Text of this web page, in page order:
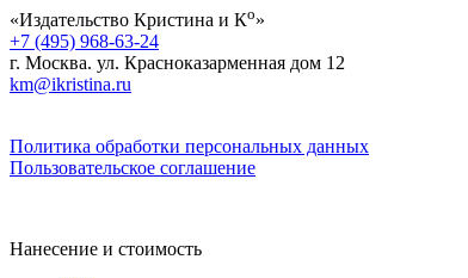
«Издательство Кристина и Ко»
+7 (495) 968-63-24
г. Москва. ул. Красноказарменная дом 12
km@ikristina.ru
Политика обработки персональных данных
Пользовательское соглашение
Нанесение и стоимость